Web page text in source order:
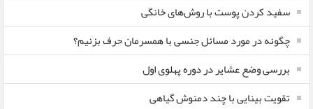
سفید کردن پوست با روش‌های خانگی
چگونه در مورد مسائل جنسی با همسرمان حرف بزنیم؟
بررسی وضع عشایر در دوره پهلوی اول
تقویت بینایی با چند دمنوش گیاهی